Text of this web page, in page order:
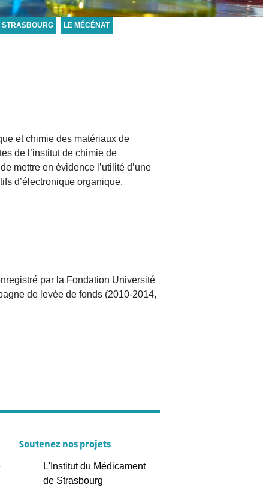
STRASBOURG
LE MÉCÉNAT
et chimie des matériaux de
de l’institut de chimie de
mettre en évidence l’utilité d’une
d’électronique organique.
par la Fondation Université
de levée de fonds (2010-2014,
Soutenez nos projets
L'Institut du Médicament
de Strasbourg